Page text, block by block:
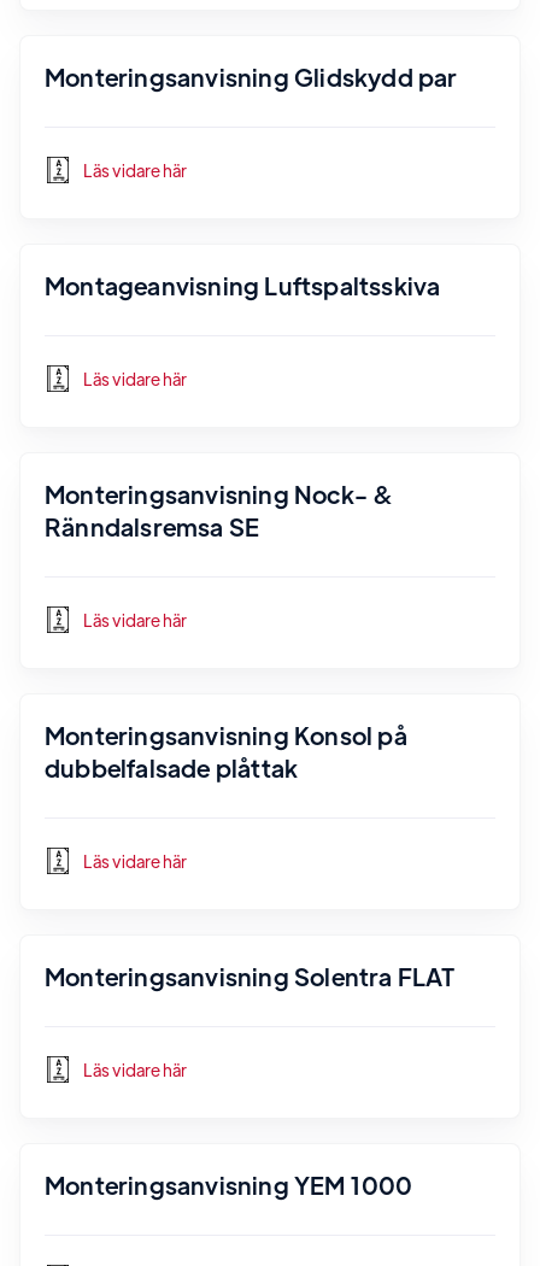
Monteringsanvisning Glidskydd par
Läs vidare här
Montageanvisning Luftspaltsskiva
Läs vidare här
Monteringsanvisning Nock- &
Ränndalsremsa SE
Läs vidare här
Monteringsanvisning Konsol på
dubbelfalsade plåttak
Läs vidare här
Monteringsanvisning Solentra FLAT
Läs vidare här
Monteringsanvisning YEM 1000